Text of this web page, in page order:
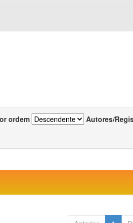
ordem Autores/